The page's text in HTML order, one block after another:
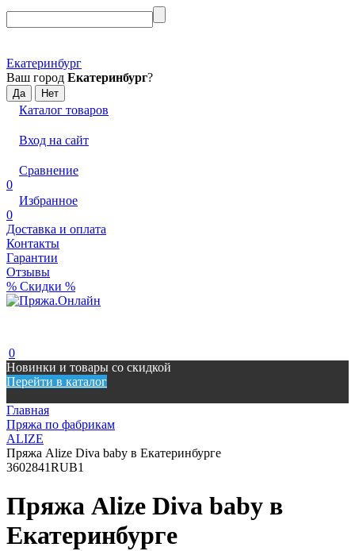
Екатеринбург
Ваш город Екатеринбург?
Каталог товаров
Вход на сайт
Сравнение
0
Избранное
0
Доставка и оплата
Контакты
Гарантии
Отзывы
% Скидки %
0
Новинки и товары со скидкой
Перейти в каталог
Главная
Пряжа по фабрикам
ALIZE
Пряжа Alize Diva baby в Екатеринбурге
3602841RUB1
Пряжа Alize Diva baby в
Екатеринбурге